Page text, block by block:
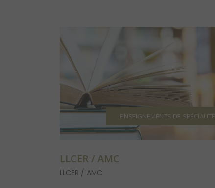
ENSEIGNEMENTS DE SPÉCIALITÉ
LLCER / AMC
LLCER / AMC